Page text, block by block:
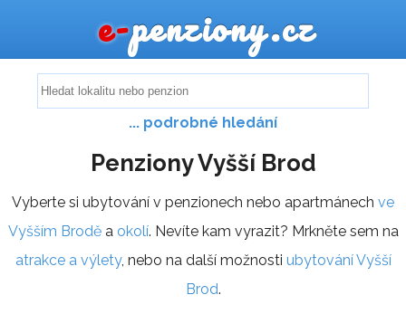
e-penziony.cz
... podrobné hledání
Penziony Vyšší Brod
Vyberte si ubytování v penzionech nebo apartmánech ve
Vyšším Broděa okolí. Nevíte kam vyrazit? Mrkněte sem na
atrakce a výlety, nebo na další možnosti ubytování Vyšší
Brod.